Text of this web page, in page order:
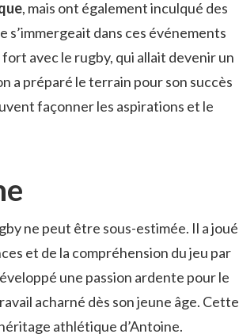
, mais ont également inculqué des
s’immergeait dans ces événements
avec le rugby, qui allait devenir un
a préparé le terrain pour son succès
façonner les aspirations et le
ne peut être sous-estimée. Il a joué
et de la compréhension du jeu par
une passion ardente pour le
acharné dès son jeune âge. Cette
athlétique d’Antoine.